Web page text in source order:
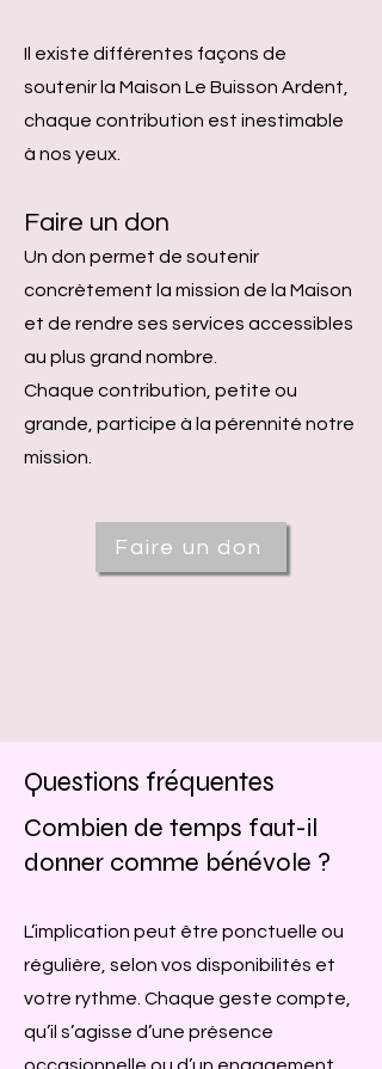
Il existe différentes façons de
soutenir la Maison Le Buisson Ardent,
chaque contribution est inestimable
à nos yeux.
Faire un don
Un don permet de soutenir
concrètement la mission de la Maison
et de rendre ses services accessibles
au plus grand nombre.
Chaque contribution, petite ou
grande, participe à la pérennité notre
mission.
Faire un don
Questions fréquentes
Combien de temps faut-il
donner comme bénévole ?
L’implication peut être ponctuelle ou
régulière, selon vos disponibilités et
votre rythme. Chaque geste compte,
qu’il s’agisse d’une présence